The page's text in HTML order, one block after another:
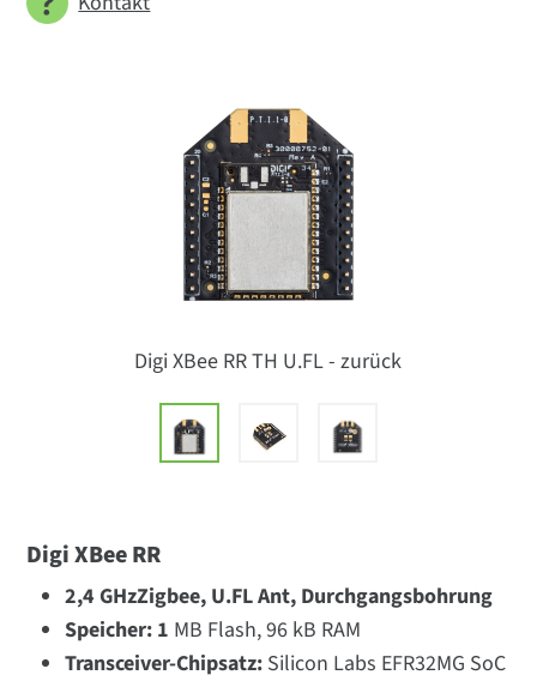
Digi XBee RR TH U.FL - zurück
Digi XBee RR
2,4 GHzZigbee, U.FL Ant, Durchgangsbohrung
Speicher: 1 MB Flash, 96 kB RAM
Transceiver-Chipsatz: Silicon Labs EFR32MG SoC